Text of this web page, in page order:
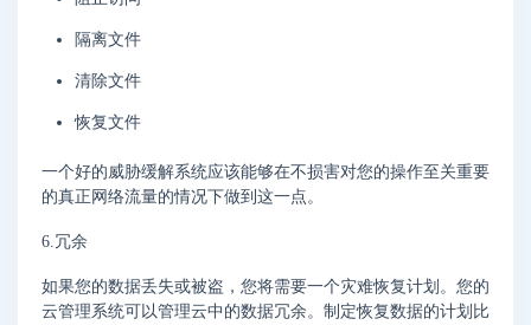
隔离文件
清除文件
恢复文件
一个好的威胁缓解系统应该能够在不损害对您的操作至关重要
的真正网络流量的情况下做到这一点。
6.冗余
如果您的数据丢失或被盗，您将需要一个灾难恢复计划。您的
云管理系统可以管理云中的数据冗余。制定恢复数据的计划比